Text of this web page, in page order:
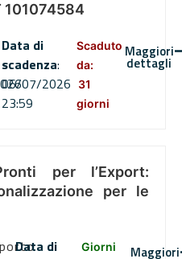
101074584
Data di
scadenza:
06/07/2026
23:59
Scaduto
da:
31
giorni
Maggiori
dettagli
per l’Export:
per le
Data di
Giorni
Maggiori